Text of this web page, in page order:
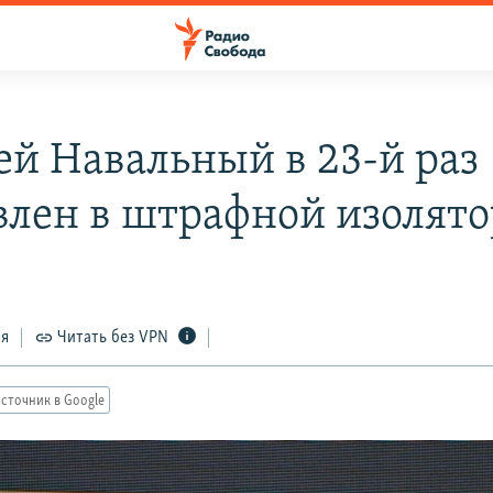
Навальный в 23-й раз
в штрафной
Читать без VPN
в Google